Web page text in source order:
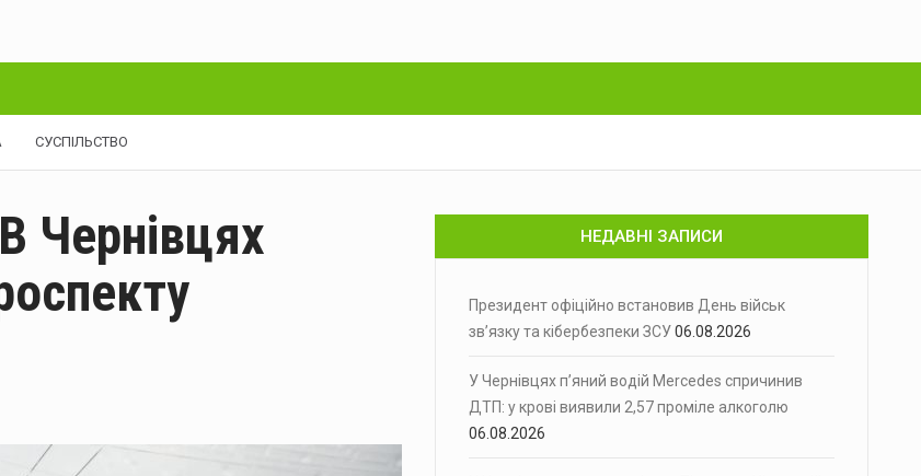
СУСПІЛЬСТВО
Чернівцях
НЕДАВНІ ЗАПИСИ
Президент офіційно встановив День військ
зв’язку та кібербезпеки ЗСУ06.08.2026
У Чернівцях п’яний водій Mercedes спричинив
ДТП: у крові виявили 2,57 проміле алкоголю
06.08.2026